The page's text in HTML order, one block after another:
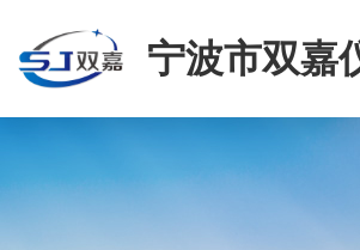
宁波市双嘉